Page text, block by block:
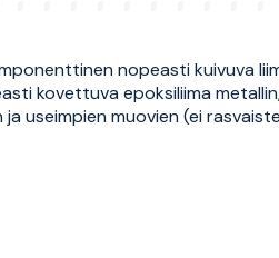
nopeasti kuivuva
kovettuva epoksiliima
useimpien muovien (ei